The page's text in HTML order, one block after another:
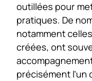
outillées pour
pratiques. De
notamment
créées, ont
précisément